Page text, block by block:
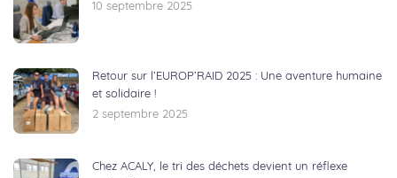
10 septembre 2025
Retour sur l’EUROP’RAID 2025 : Une aventure humaine
et solidaire !
2 septembre 2025
Chez ACALY, le tri des déchets devient un réflexe